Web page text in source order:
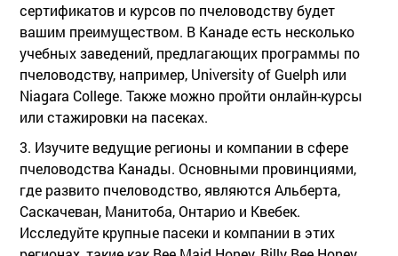
сертификатов и курсов по пчеловодству будет
вашим преимуществом. В Канаде есть несколько
учебных заведений, предлагающих программы по
пчеловодству, например, University of Guelph или
Niagara College. Также можно пройти онлайн-курсы
или стажировки на пасеках.
3. Изучите ведущие регионы и компании в сфере
пчеловодства Канады. Основными провинциями,
где развито пчеловодство, являются Альберта,
Саскачеван, Манитоба, Онтарио и Квебек.
Исследуйте крупные пасеки и компании в этих